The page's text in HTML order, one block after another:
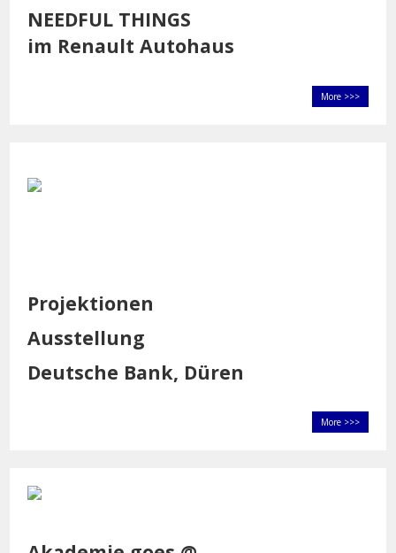
NEEDFUL THINGS
im Renault Autohaus
More >>>
Projektionen
Ausstellung
Deutsche Bank, Düren
More >>>